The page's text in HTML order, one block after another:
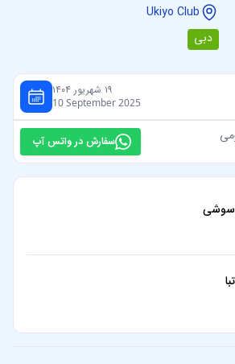
Ukiyo Club
دبی
۱۹ شهریور ۱۴۰۴
10 September 2025
سفارش در واتس آپ